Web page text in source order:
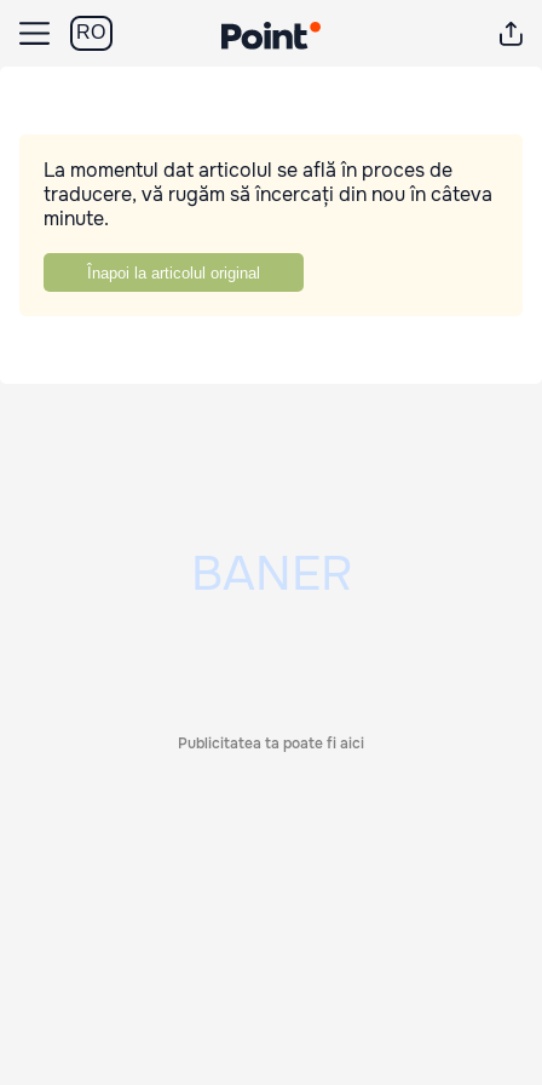
RO
La momentul dat articolul se află în proces de
traducere, vă rugăm să încercați din nou în câteva
minute.
Înapoi la articolul original
Publicitatea ta poate fi aici